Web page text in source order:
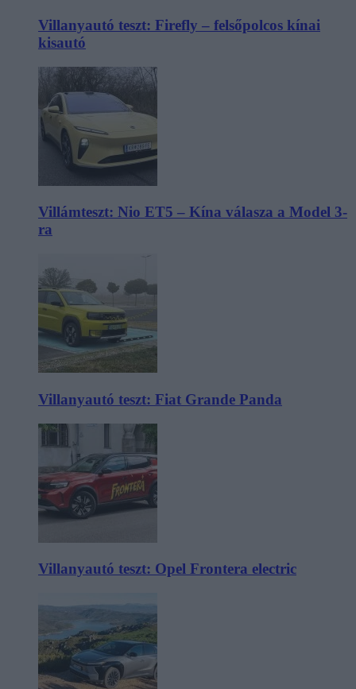
Villanyautó teszt: Firefly – felsőpolcos kínai
kisautó
Villámteszt: Nio ET5 – Kína válasza a Model 3-
ra
Villanyautó teszt: Fiat Grande Panda
Villanyautó teszt: Opel Frontera electric